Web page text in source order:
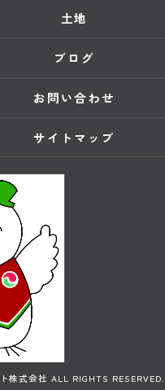
土地
ブログ
お問い合わせ
サイトマップ
株式会社 ALL RIGHTS RESERVED.